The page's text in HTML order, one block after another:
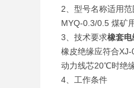
2、型号名称适用范
MYQ-0.3/0.5 煤矿
3、技术要求橡套
橡皮绝缘应符合
动力线芯20℃时绝
4、工作条件